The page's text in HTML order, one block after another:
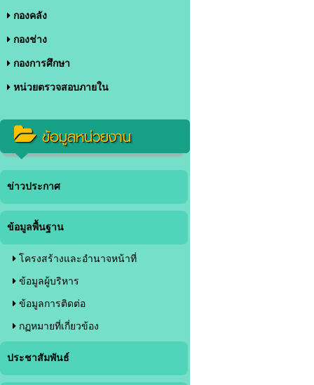
กองคลัง
กองช่าง
กองการศึกษา
หน่วยตรวจสอบภายใน
ข้อมูลหน่วยงาน
ข่าวประกาศ
ข้อมูลพื้นฐาน
โครงสร้างและอำนาจหน้าที่
ข้อมูลผู้บริหาร
ข้อมูลการติดต่อ
กฏหมายที่เกี่ยวข้อง
ประชาสัมพันธ์